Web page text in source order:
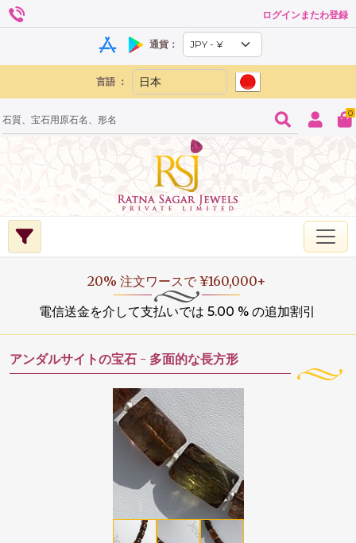
ログインまたわ登録
通貨：
言語 ：
0
20% 注文ワースで ¥160,000+
電信送金を介して支払いでは 5.00 % の追加割引
アンダルサイトの宝石 - 多面的な長方形